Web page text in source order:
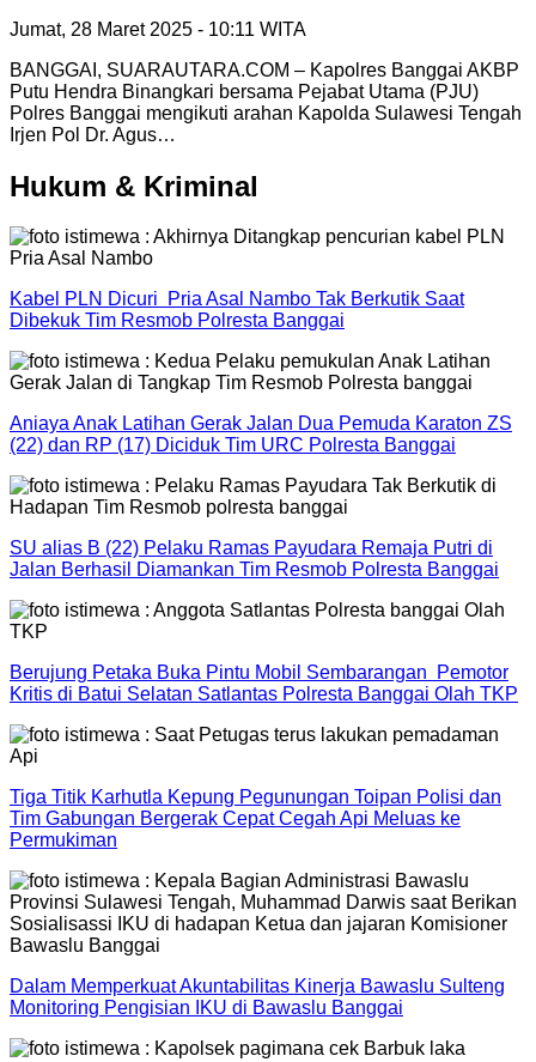
Jumat, 28 Maret 2025 - 10:11 WITA
BANGGAI, SUARAUTARA.COM – Kapolres Banggai AKBP
Putu Hendra Binangkari bersama Pejabat Utama (PJU)
Polres Banggai mengikuti arahan Kapolda Sulawesi Tengah
Irjen Pol Dr. Agus…
Hukum & Kriminal
Kabel PLN Dicuri Pria Asal Nambo Tak Berkutik Saat
Dibekuk Tim Resmob Polresta Banggai
Aniaya Anak Latihan Gerak Jalan Dua Pemuda Karaton ZS
(22) dan RP (17) Diciduk Tim URC Polresta Banggai
SU alias B (22) Pelaku Ramas Payudara Remaja Putri di
Jalan Berhasil Diamankan Tim Resmob Polresta Banggai
Berujung Petaka Buka Pintu Mobil Sembarangan Pemotor
Kritis di Batui Selatan Satlantas Polresta Banggai Olah TKP
Tiga Titik Karhutla Kepung Pegunungan Toipan Polisi dan
Tim Gabungan Bergerak Cepat Cegah Api Meluas ke
Permukiman
Dalam Memperkuat Akuntabilitas Kinerja Bawaslu Sulteng
Monitoring Pengisian IKU di Bawaslu Banggai